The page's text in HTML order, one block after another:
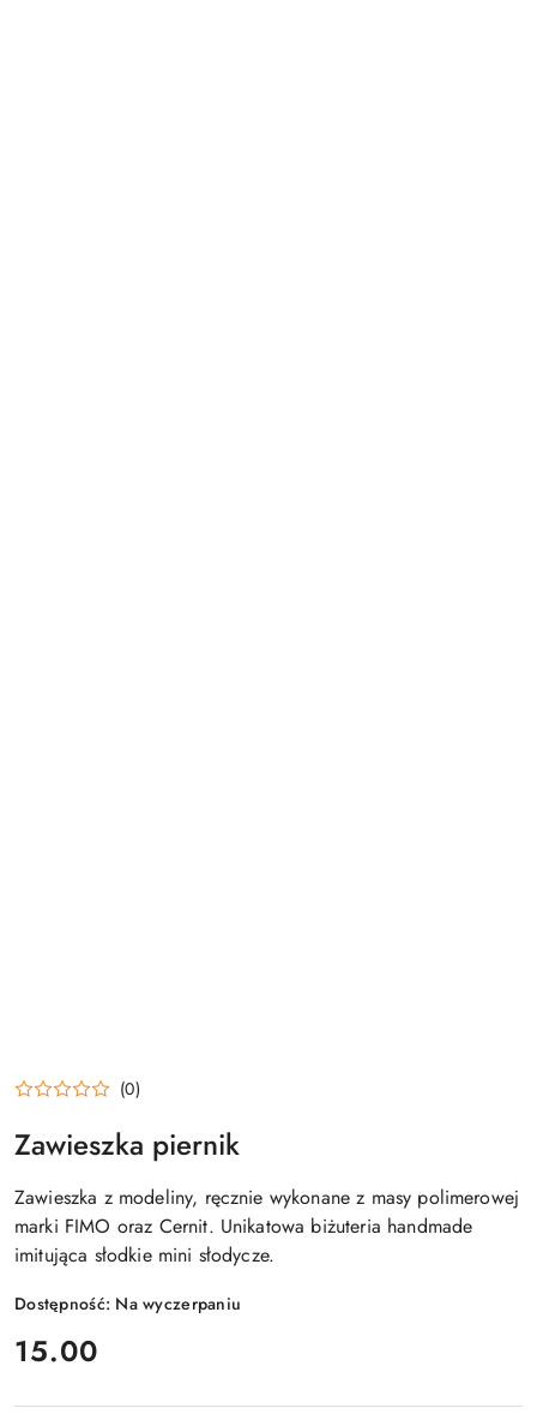
(0)
Zawieszka piernik
Zawieszka z modeliny, ręcznie wykonane z masy polimerowej
marki FIMO oraz Cernit. Unikatowa biżuteria handmade
imitująca słodkie mini słodycze.
Dostępność: Na wyczerpaniu
cena:
15.00